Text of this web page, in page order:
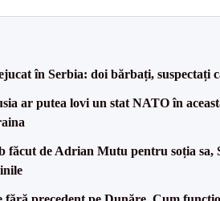
în Serbia: doi bărbați, suspectați
ar putea lovi un stat NATO în
făcut de Adrian Mutu pentru soția sa,